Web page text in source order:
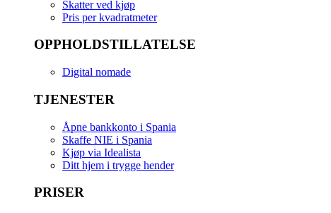
Skatter ved kjøp
Pris per kvadratmeter
OPPHOLDSTILLATELSE
Digital nomade
TJENESTER
Åpne bankkonto i Spania
Skaffe NIE i Spania
Kjøp via Idealista
Ditt hjem i trygge hender
PRISER